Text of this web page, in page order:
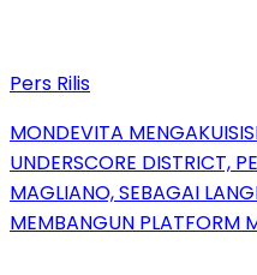
Pers Rilis
MONDEVITA
UNDERSCORE DISTRICT,
MAGLIANO, SEBAGAI
MEMBANGUN PLATFORM